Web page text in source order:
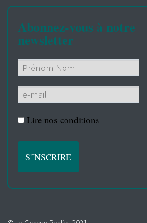
Abonnez-vous à notre
newsletter
Lire nos conditions